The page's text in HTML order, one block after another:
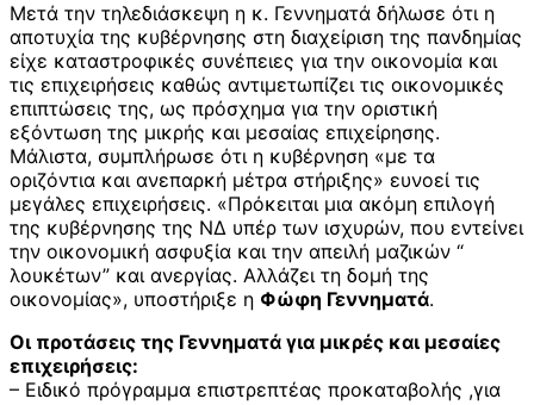
Μετά την τηλεδιάσκεψη η κ. Γεννηματά δήλωσε ότι η
αποτυχία της κυβέρνησης στη διαχείριση της πανδημίας
είχε καταστροφικές συνέπειες για την οικονομία και
τις επιχειρήσεις καθώς αντιμετωπίζει τις οικονομικές
επιπτώσεις της, ως πρόσχημα για την οριστική
εξόντωση της μικρής και μεσαίας επιχείρησης.
Μάλιστα, συμπλήρωσε ότι η κυβέρνηση «με τα
οριζόντια και ανεπαρκή μέτρα στήριξης» ευνοεί τις
μεγάλες επιχειρήσεις. «Πρόκειται μια ακόμη επιλογή
της κυβέρνησης της ΝΔ υπέρ των ισχυρών, που εντείνει
την οικονομική ασφυξία και την απειλή μαζικών “
λουκέτων” και ανεργίας. Αλλάζει τη δομή της
οικονομίας», υποστήριξε η Φώφη Γεννηματά.
Οι προτάσεις της Γεννηματά για μικρές και μεσαίες
επιχειρήσεις:
– Ειδικό πρόγραμμα επιστρεπτέας προκαταβολής ,για